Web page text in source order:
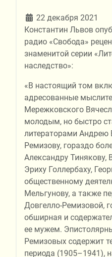
22 декабря 2021
Константин Львов
радио «Свобода»
знаменитой серии
наследство»:
«В настоящий том
адресованные
Мережковского
молодым, но быстро
литераторами Андрею
Ремизову, гораздо
Александру Тинякову,
Эриху Голлербаху,
общественному
Мельгунову, а также
Довгелло-Ремизовой,
обширная и
ее мужем.
Ремизовых содержит
периода (1905–1941),